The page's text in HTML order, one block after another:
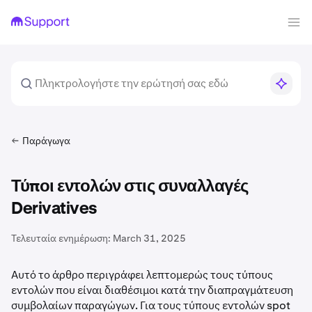
Παράγωγα
Τύποι εντολών στις συναλλαγές
Derivatives
Τελευταία ενημέρωση: March 31, 2025
Αυτό το άρθρο περιγράφει λεπτομερώς τους τύπους
εντολών που είναι διαθέσιμοι κατά την διαπραγμάτευση
συμβολαίων παραγώγων. Για τους τύπους εντολών spot